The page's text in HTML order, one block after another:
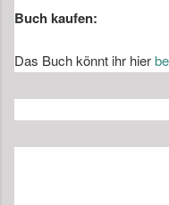
Buch kaufen:
Das Buch könnt ihr hier